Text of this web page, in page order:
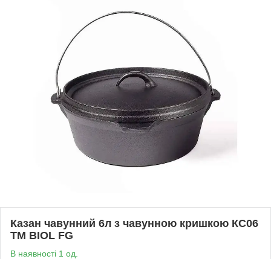
Казан чавунний 6л з чавунною кришкою КС06
ТМ BIOL FG
В наявності 1 од.